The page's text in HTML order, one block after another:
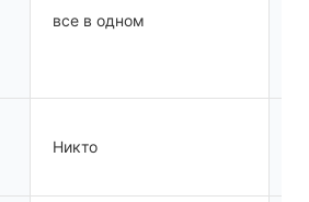
все в одном
Никто